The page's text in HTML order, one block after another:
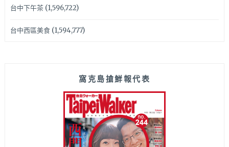
台中下午茶(1,596,722)
台中西區美食(1,594,777)
窩克島搶鮮報代表